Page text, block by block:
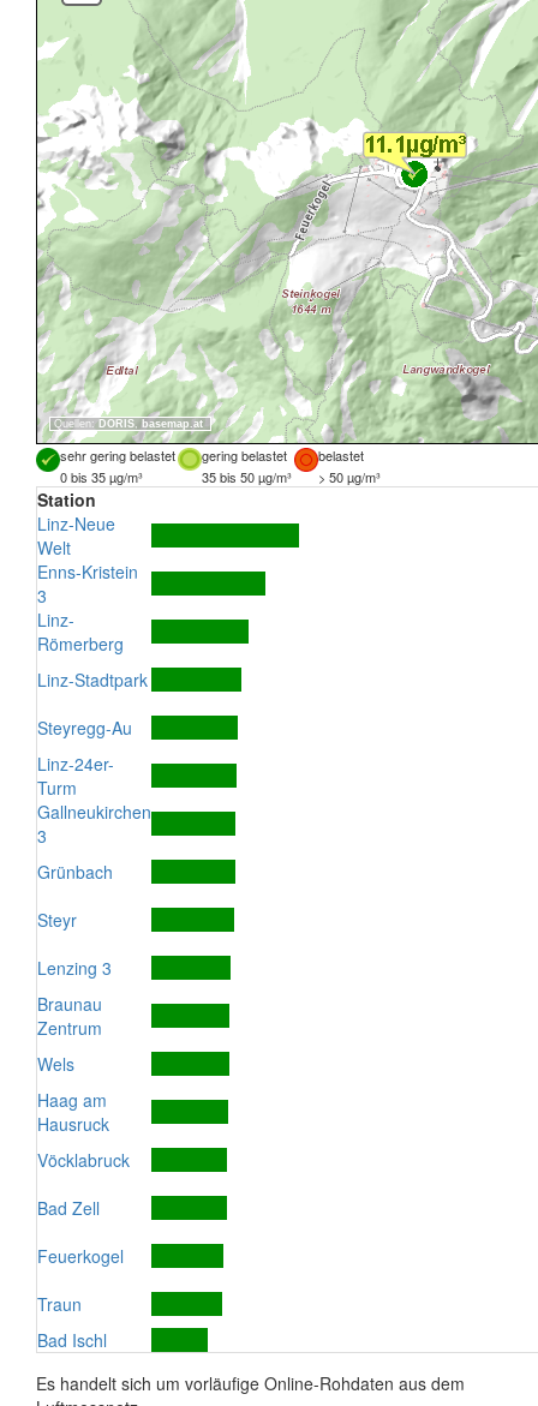
Quellen: DORIS, basemap.at
sehr gering belastet gering belastet
belastet
0 bis 35 µg/m³
35 bis 50 µg/m³ > 50 µg/m³
Station
Linz-Neue
Welt
Enns-Kristein
3
Linz-
Römerberg
Linz-Stadtpark
Steyregg-Au
Linz-24er-
Turm
Gallneukirchen
3
Grünbach
Steyr
Lenzing 3
Braunau
Zentrum
Wels
Haag am
Hausruck
Vöcklabruck
Bad Zell
Feuerkogel
Traun
Bad Ischl
Es handelt sich um vorläufige Online-Rohdaten aus dem